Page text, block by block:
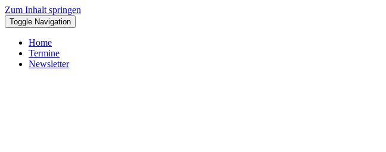
Zum Inhalt springen
Toggle Navigation
Home
Termine
Newsletter